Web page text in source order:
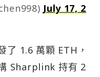
July 17, 2
了 1.6 萬顆 ETH，
Sharplink 持有 2